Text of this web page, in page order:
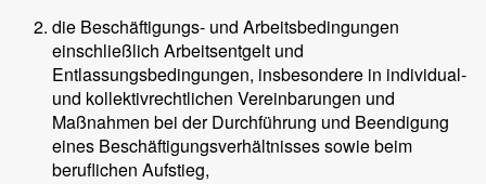
die Beschäftigungs- und Arbeitsbedingungen
einschließlich Arbeitsentgelt und
Entlassungsbedingungen, insbesondere in individual-
und kollektivrechtlichen Vereinbarungen und
Maßnahmen bei der Durchführung und Beendigung
eines Beschäftigungsverhältnisses sowie beim
beruflichen Aufstieg,